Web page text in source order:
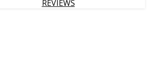
REVIEWS